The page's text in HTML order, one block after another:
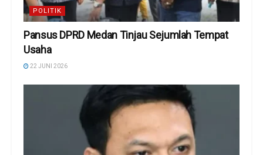
POLITIK
Pansus DPRD Medan Tinjau Sejumlah Tempat
Usaha
22 JUNI 2026